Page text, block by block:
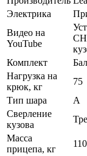
Электрика
Видео на
YouTube
Комплект
Нагрузка на
крюк, кг
75
Тип шара
A
Сверление
кузова
Масса
прицепа, кг